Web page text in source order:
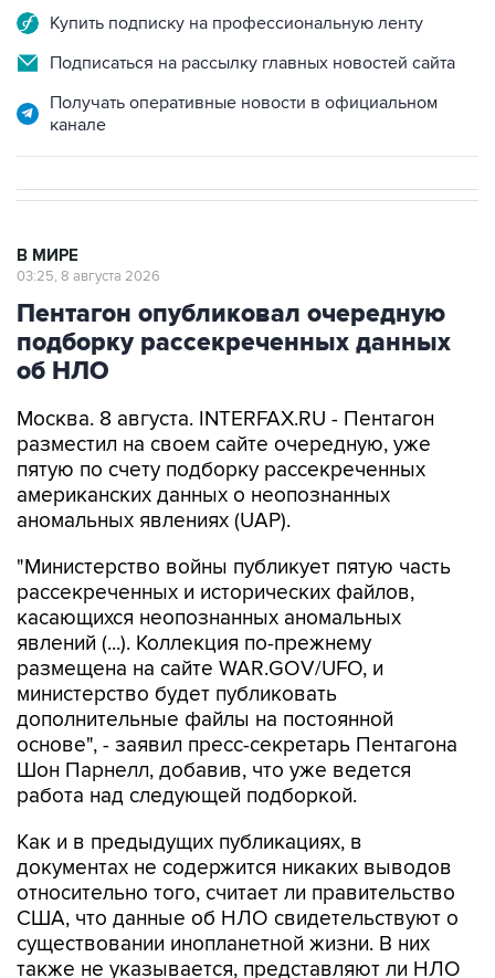
Подписаться на рассылку главных новостей сайта
Получать оперативные новости в официальном
Пентагон опубликовал очередную
подборку рассекреченных данных
об НЛО
Москва. 8 августа. INTERFAX.RU - Пентагон
пятую по счету подборку рассекреченных
американских данных о неопознанных
аномальных явлениях (UAP).
"Министерство войны публикует пятую часть
касающихся неопознанных аномальных
явлений (...). Коллекция по-прежнему
размещена на сайте WAR.GOV/UFO, и
министерство будет публиковать
дополнительные файлы на постоянной
основе", - заявил пресс-секретарь Пентагона
Шон Парнелл, добавив, что уже ведется
работа над следующей подборкой.
Как и в предыдущих публикациях, в
относительно того, считает ли правительство
США, что данные об НЛО свидетельствуют о
существовании инопланетной жизни. В них
также не указывается, представляют ли НЛО
угрозу национальной безопасности США.